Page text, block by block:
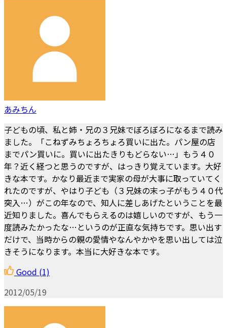
あみちん
子どもの頃、私と姉・兄の３兄妹でぼろぼろになるまで読み
ました。「こねずみちょろちょろ買いに出た。パン屋の店
までパン買いに。買いに出たきりもどらない…」もう４０
年？近く経つと思うのですが、はっきり覚えています。大好
きな本です。かなり最近まで実家の母が大事に取っていてく
れたのですが、やはり子ども（３兄妹の末っ子がもう４０代
突入…）がこの年なので、知人に差しあげたということを最
近知りました。喜んでもらえるのは嬉しいのですが、もう一
度読みたかったな…というのが正直な気持ちです。思い出す
だけで、当時からの親の愛情やなんやかやを思い出しては泣
きそうになります。本当に大好きな本です。
Good (1)
2012/05/19